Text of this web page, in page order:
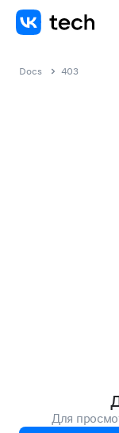
Docs 403
Для